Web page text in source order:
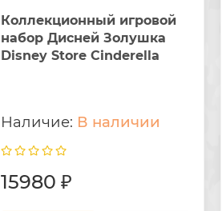
Коллекционный игровой
набор Дисней Золушка
Disney Store Cinderella
В наличии
15980 ₽